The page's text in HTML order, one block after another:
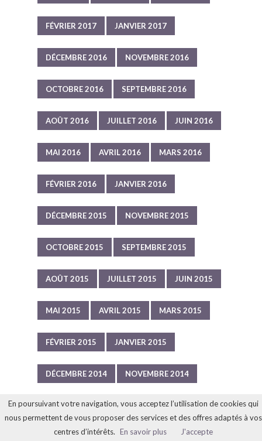
FÉVRIER 2017 JANVIER 2017
DÉCEMBRE 2016 NOVEMBRE 2016
OCTOBRE 2016 SEPTEMBRE 2016
AOÛT 2016 JUILLET 2016 JUIN 2016
MAI 2016 AVRIL 2016 MARS 2016
FÉVRIER 2016 JANVIER 2016
DÉCEMBRE 2015 NOVEMBRE 2015
OCTOBRE 2015 SEPTEMBRE 2015
AOÛT 2015 JUILLET 2015 JUIN 2015
MAI 2015 AVRIL 2015 MARS 2015
FÉVRIER 2015 JANVIER 2015
DÉCEMBRE 2014 NOVEMBRE 2014
OCTOBRE 2014 SEPTEMBRE 2014
AOÛT 2014 JUILLET 2014 JUIN 2014
En poursuivant votre navigation, vous acceptez l’utilisation de cookies qui
nous permettent de vous proposer des services et des offres adaptés à vos
centres d’intérêts. En savoir plus J'accepte